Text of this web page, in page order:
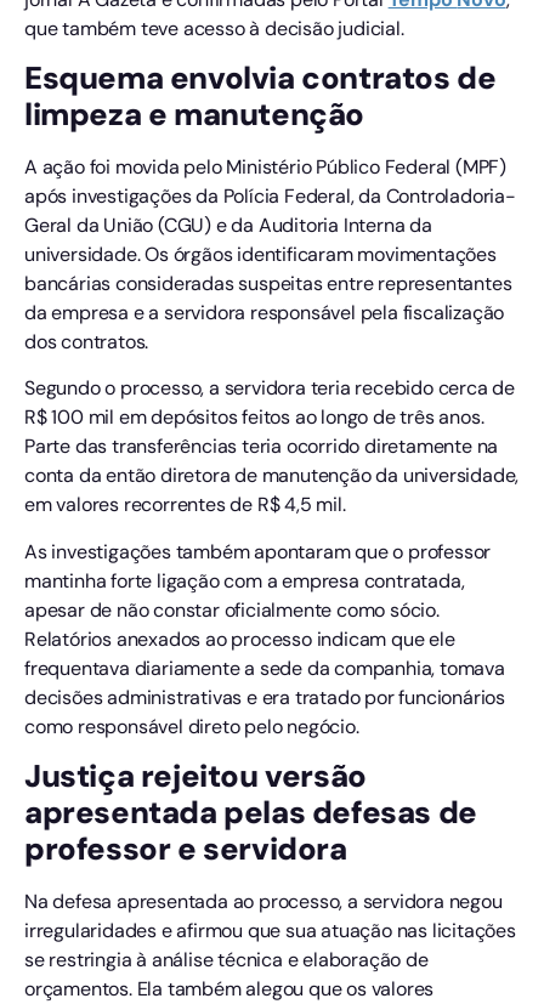
que também teve acesso à decisão judicial.
Esquema envolvia contratos de
limpeza e manutenção
A ação foi movida pelo Ministério Público Federal (MPF)
após investigações da Polícia Federal, da Controladoria-
Geral da União (CGU) e da Auditoria Interna da
universidade. Os órgãos identificaram movimentações
bancárias consideradas suspeitas entre representantes
da empresa e a servidora responsável pela fiscalização
dos contratos.
Segundo o processo, a servidora teria recebido cerca de
R$ 100 mil em depósitos feitos ao longo de três anos.
Parte das transferências teria ocorrido diretamente na
conta da então diretora de manutenção da universidade,
em valores recorrentes de R$ 4,5 mil.
As investigações também apontaram que o professor
mantinha forte ligação com a empresa contratada,
apesar de não constar oficialmente como sócio.
Relatórios anexados ao processo indicam que ele
frequentava diariamente a sede da companhia, tomava
decisões administrativas e era tratado por funcionários
como responsável direto pelo negócio.
Justiça rejeitou versão
apresentada pelas defesas de
professor e servidora
Na defesa apresentada ao processo, a servidora negou
irregularidades e afirmou que sua atuação nas licitações
se restringia à análise técnica e elaboração de
orçamentos. Ela também alegou que os valores